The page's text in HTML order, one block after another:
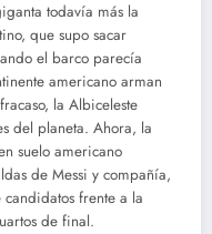
todavía más la
que supo sacar
el barco parecía
americano arman
la Albiceleste
del planeta. Ahora, la
suelo americano
de Messi y compañía,
frente a la
de final.